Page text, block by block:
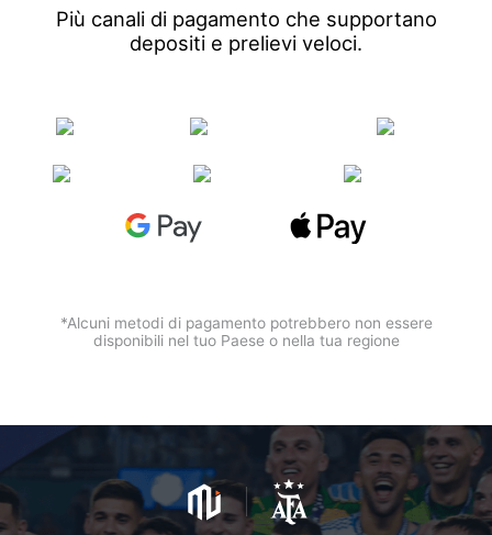
Più canali di pagamento che supportano
depositi e prelievi veloci.
*Alcuni metodi di pagamento potrebbero non essere
disponibili nel tuo Paese o nella tua regione